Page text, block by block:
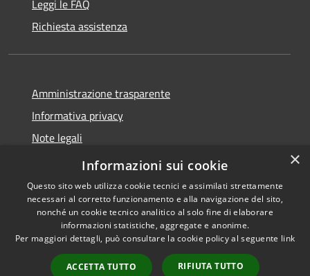
Leggi le FAQ
Richiesta assistenza
Amministrazione trasparente
Informativa privacy
Note legali
Dichiarazione di accessibilità
Accessibilità
Copyright © 2026 • Comune di
Pollutri • Powered by
Municipium•
Accesso
×
Informazioni sui cookie
Questo sito web utilizza cookie tecnici e assimilati strettamente
necessari al corretto funzionamento e alla navigazione del sito,
nonché un cookie tecnico analitico al solo fine di elaborare
informazioni statistiche, aggregate e anonime.
Per maggiori dettagli, può consultare la cookie policy al seguente link
ACCETTA TUTTO RIFIUTA TUTTO